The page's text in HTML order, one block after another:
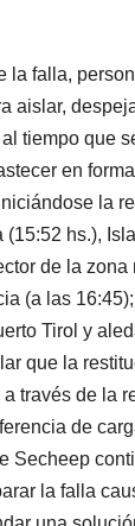
la falla,
aislar,
tiempo que
en
la
hs.),
de la zona
(a las
Tirol y
que la
través de la
de
Secheep
la falla